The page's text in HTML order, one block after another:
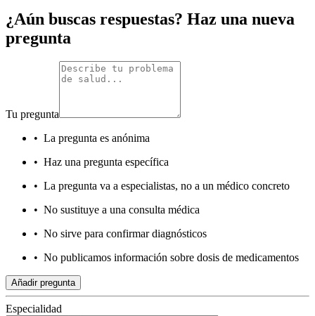
¿Aún buscas respuestas? Haz una nueva
pregunta
Tu pregunta
• La pregunta es anónima
• Haz una pregunta específica
• La pregunta va a especialistas, no a un médico concreto
• No sustituye a una consulta médica
• No sirve para confirmar diagnósticos
• No publicamos información sobre dosis de medicamentos
Añadir pregunta
Especialidad